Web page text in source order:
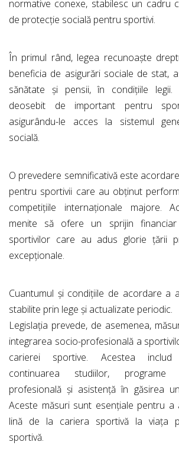
normative conexe, stabilesc un cadru
de protecție socială pentru sportivi.
În primul rând, legea recunoaște
beneficia de asigurări sociale de stat,
sănătate și pensii, în condițiile
deosebit de important pentru
asigurându-le acces la sistemul
socială.
O prevedere semnificativă este
pentru sportivii care au obținut
competițiile internaționale majore.
menite să ofere un sprijin
sportivilor care au adus glorie țării
excepționale.
Cuantumul și condițiile de acordare a
stabilite prin lege și actualizate periodic.
Legislația prevede, de asemenea,
integrarea socio-profesională a
carierei sportive. Acestea
continuarea studiilor, programe
profesională și asistență în găsirea
Aceste măsuri sunt esențiale pentru a
lină de la cariera sportivă la viața
sportivă.